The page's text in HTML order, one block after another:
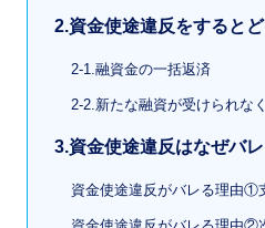
2.資金使途違反をすると
2-1.融資金の一括返済
2-2.新たな融資が受けられな
3.資金使途違反はなぜバ
資金使途違反がバレる理由①